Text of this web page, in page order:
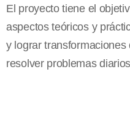
El proyecto tiene el
aspectos teóricos y
y lograr
resolver problemas